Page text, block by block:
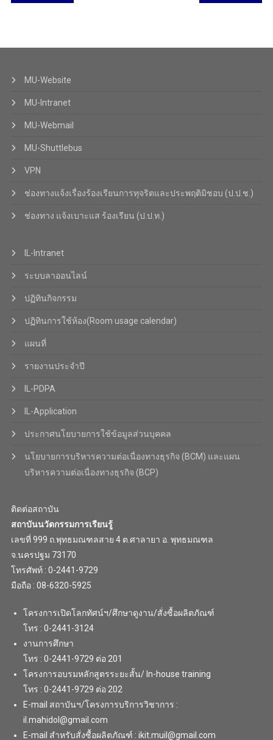
MU-Website
MU-Intranet
MU-Webmail
MU-Shuttlebus
VPN
ช่องทางแจ้งเรื่องร้องเรียนการทุจริตและประพฤติมิชอบ (ป.ป.ช.)
ช่องทาง แจ้งเบาะแส ร้องเรียน (ป.ป.ท.)
IL-Intranet
ระบบลาออนไลน์
ปฏิทินกิจกรรม
ปฏิทินการใช้ห้อง(Room usage calendar)
แผนที่
รายงานประจำปี
IL-PDPA
IL-Application
ประกาศนโยบายการใช้ข้อมูลส่วนบุคคล
นโยบายการบริหารความต่อเนื่องทางธุรกิจ (BCM) และแผน
บริหารความต่อเนื่องทางธุรกิจ (BCP)
ติดต่อสถาบัน
สถาบันนวัตกรรมการเรียนรู้
เลขที่ 999 ถ.พุทธมณฑลสาย 4 ต.ศาลายา อ. พุทธมณฑล
จ.นครปฐม 73170
โทรศัพท์ : 0-2441-9729
มือถือ : 08-6320-5925
โครงการเปิดโลกทัศน์ฯ/ศึกษาดูงาน/สั่งซื้อผลิตภัณฑ์
โทร : 0-2441-3124
งานการศึกษา
โทร : 0-2441-9729 ต่อ 201
โครงการอบรมหลักสูตรระยะสั้น/ In-house training
โทร : 0-2441-9729 ต่อ 202
E-mail สถาบันฯ/โครงการบริการวิชาการ :
il.mahidol@gmail.com
E-mail สำหรับสั่งซื้อผลิตภัณฑ์ : ikit.muil@gmail.com